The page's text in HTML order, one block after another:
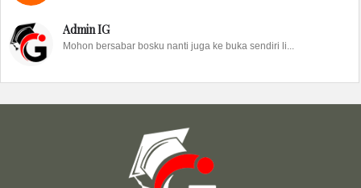
Admin IG
Mohon bersabar bosku nanti juga ke buka sendiri li...